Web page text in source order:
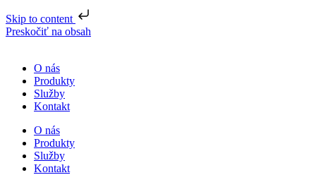
Skip to content
Preskočiť na obsah
O nás
Produkty
Služby
Kontakt
O nás
Produkty
Služby
Kontakt